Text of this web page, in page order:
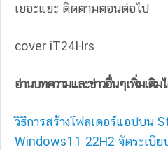
เยอะแยะ ติดตามตอนต่อไป
cover iT24Hrs
อ่านบทความและข่าวอื่นๆเพิ่มเติม
วิธีการสร้างโฟลเดอร์แอปบน
Windows11 22H2 จัดระเบี